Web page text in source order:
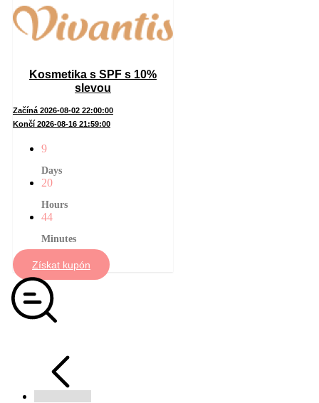
Kosmetika s SPF s 10%
slevou
Začíná 2026-08-02 22:00:00
Končí 2026-08-16 21:59:00
9
Days
20
Hours
44
Minutes
Získat kupón